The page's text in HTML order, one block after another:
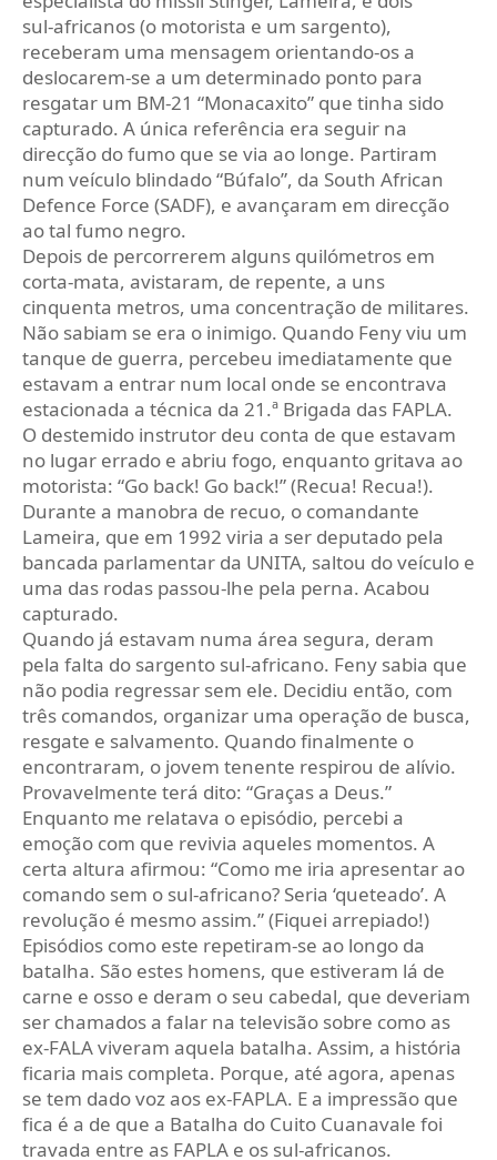
sul‑africanos (o motorista e um sargento),
receberam uma mensagem orientando‑os a
deslocarem‑se a um determinado ponto para
resgatar um BM‑21 “Monacaxito” que tinha sido
capturado. A única referência era seguir na
direcção do fumo que se via ao longe. Partiram
num veículo blindado “Búfalo”, da South African
Defence Force (SADF), e avançaram em direcção
ao tal fumo negro.
Depois de percorrerem alguns quilómetros em
corta‑mata, avistaram, de repente, a uns
cinquenta metros, uma concentração de militares.
Não sabiam se era o inimigo. Quando Feny viu um
tanque de guerra, percebeu imediatamente que
estavam a entrar num local onde se encontrava
estacionada a técnica da 21.ª Brigada das FAPLA.
O destemido instrutor deu conta de que estavam
no lugar errado e abriu fogo, enquanto gritava ao
motorista: “Go back! Go back!” (Recua! Recua!).
Durante a manobra de recuo, o comandante
Lameira, que em 1992 viria a ser deputado pela
bancada parlamentar da UNITA, saltou do veículo e
uma das rodas passou‑lhe pela perna. Acabou
capturado.
Quando já estavam numa área segura, deram
pela falta do sargento sul‑africano. Feny sabia que
não podia regressar sem ele. Decidiu então, com
três comandos, organizar uma operação de busca,
resgate e salvamento. Quando finalmente o
encontraram, o jovem tenente respirou de alívio.
Provavelmente terá dito: “Graças a Deus.”
Enquanto me relatava o episódio, percebi a
emoção com que revivia aqueles momentos. A
certa altura afirmou: “Como me iria apresentar ao
comando sem o sul‑africano? Seria ‘queteado’. A
revolução é mesmo assim.” (Fiquei arrepiado!)
Episódios como este repetiram‑se ao longo da
batalha. São estes homens, que estiveram lá de
carne e osso e deram o seu cabedal, que deveriam
ser chamados a falar na televisão sobre como as
ex‑FALA viveram aquela batalha. Assim, a história
ficaria mais completa. Porque, até agora, apenas
se tem dado voz aos ex‑FAPLA. E a impressão que
fica é a de que a Batalha do Cuito Cuanavale foi
travada entre as FAPLA e os sul‑africanos.